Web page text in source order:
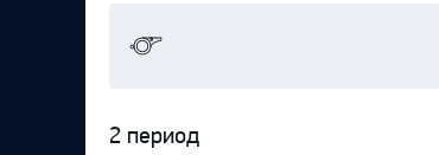
2 период